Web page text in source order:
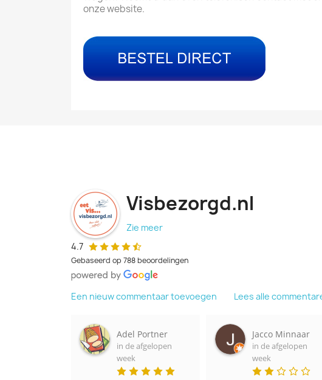
onze website.
Visbezorgd.nl
Zie meer
4.7
Gebaseerd op 788 beoordelingen
Een nieuw commentaar toevoegen Lees alle
Adel Portner
in de afgelopen
week
Jacco Minnaar
in de afgelopen
week